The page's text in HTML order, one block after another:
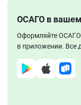
ОСАГО в
Оформляйте ОСАГО
в приложении. Все